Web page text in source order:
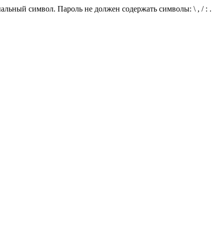
символ. Пароль не должен содержать символы: \ , / : .